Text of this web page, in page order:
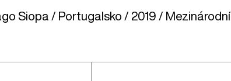
Siopa / Portugalsko / 2019 / Mezinárodní